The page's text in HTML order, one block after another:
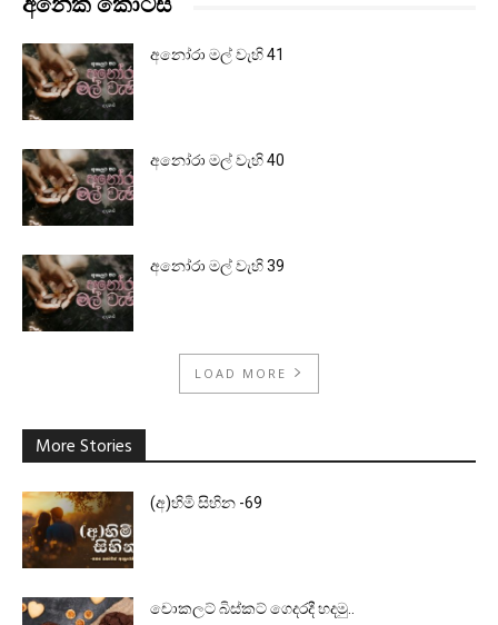
අනෝරා මල් වැහි 41
අනෝරා මල් වැහි 40
අනෝරා මල් වැහි 39
LOAD MORE
More Stories
(අ)හිමි සිහින -69
චොකලට් බිස්කට් ගෙදරදී හදමු..